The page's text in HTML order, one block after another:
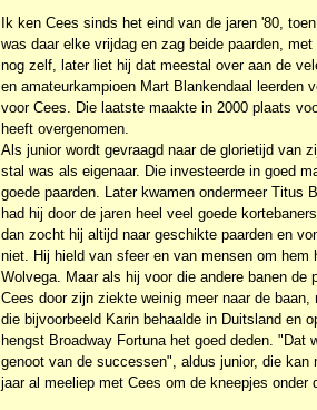
Ik ken Cees sinds het eind van de jaren '80,
was daar elke vrijdag en zag beide paarden,
nog zelf, later liet hij dat meestal over aan de
en amateurkampioen Mart Blankendaal leerden
voor Cees. Die laatste maakte in 2000 plaats
heeft overgenomen.
Als junior wordt gevraagd naar de glorietijd van
stal was als eigenaar. Die investeerde in goed
goede paarden. Later kwamen ondermeer Titus
had hij door de jaren heel veel goede
dan zocht hij altijd naar geschikte paarden en
niet. Hij hield van sfeer en van mensen om hem
Wolvega. Maar als hij voor die andere banen de
Cees door zijn ziekte weinig meer naar de
die bijvoorbeeld Karin behaalde in Duitsland en
hengst Broadway Fortuna het goed deden.
genoot van de successen", aldus junior, die
jaar al meeliep met Cees om de kneepjes onder